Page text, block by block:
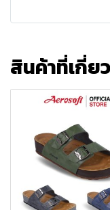
สินค้าที่เกี่ย